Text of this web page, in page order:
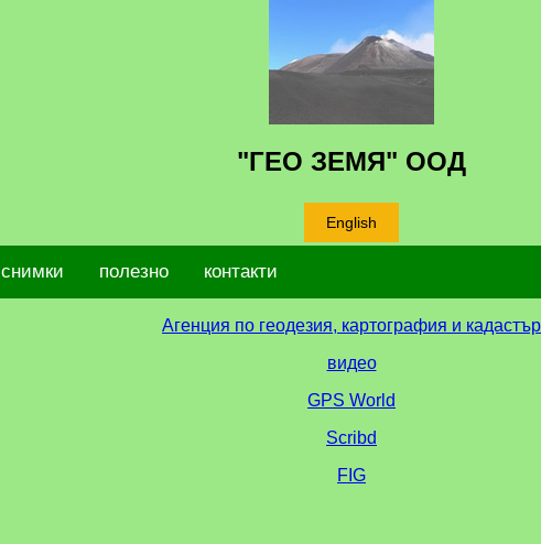
"ГЕО ЗЕМЯ" ООД
English
снимки полезно контакти
Агенция по геодезия, картография и кадастър
видео
GPS World
Scribd
FIG